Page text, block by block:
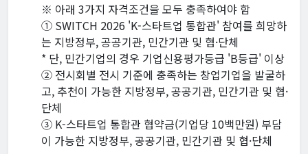
※ 아래 3가지 자격조건을 모두 충족하여야 함
① SWITCH 2026 'K-스타트업 통합관' 참여를 희망하
는 지방정부, 공공기관, 민간기관 및 협·단체
* 단, 민간기업의 경우 기업신용평가등급 'B등급' 이상
② 전시회별 전시 기준에 충족하는 창업기업을 발굴하
고, 추천이 가능한 지방정부, 공공기관, 민간기관 및 협·
단체
③ K-스타트업 통합관 협약금(기업당 10백만원) 부담
이 가능한 지방정부, 공공기관, 민간기관 및 협·단체